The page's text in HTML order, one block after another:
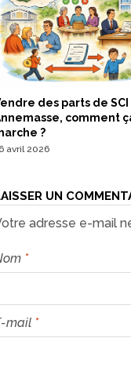
des parts de SCI
comment
?
avril 2026
UN
adresse e-mail
*
mail *